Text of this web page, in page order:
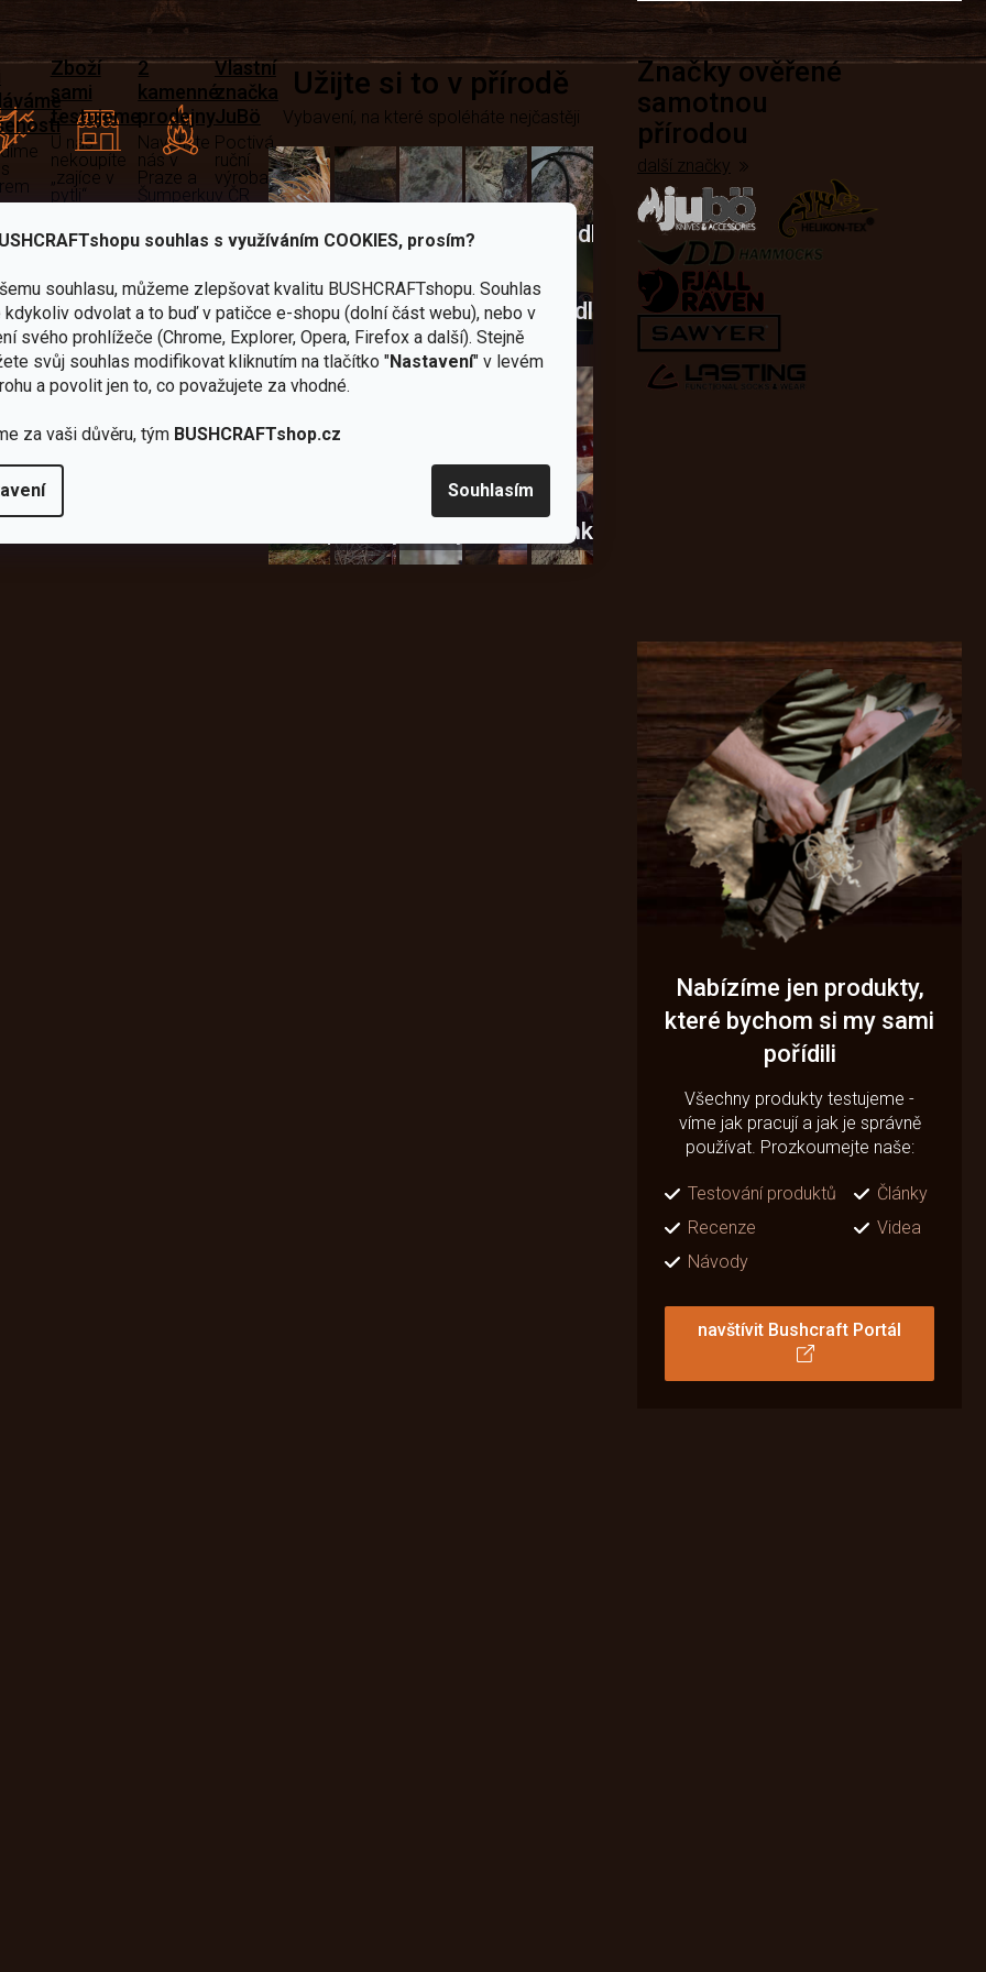
souhlas s využíváním COOKIES, prosím?
souhlasu, můžeme zlepšovat kvalitu BUSHCRAFTshopu. Souhlas
kdykoliv odvolat a to buď v patičce e-shopu (dolní část webu), nebo v
svého prohlížeče (Chrome, Explorer, Opera, Firefox a další). Stejně
svůj souhlas modifikovat kliknutím na tlačítko "Nastavení" v levém
a povolit jen to, co považujete za vhodné.
za vaši důvěru, tým BUSHCRAFTshop.cz
Souhlasím
Zboží
sami
testujeme
U nás
nekoupíte
„zajíce v
pytli“
2
kamenné
prodejny
Navštivte
nás v
Praze a
Šumperku
Vlastní
značka
JuBö
Poctivá
ruční
výroba
v ČR
skvělé výhody
Užijte si to v přírodě
Vybavení, na které spoléháte nejčastěji
NožeSekery
Vařiče
kartušeNádobí
Křesadla
škrtadla
Novinky
Značky ověřené
samotnou
přírodou
další značky
Nabízíme jen produkty,
které bychom si my sami
pořídili
Všechny produkty testujeme -
víme jak pracují a jak je správně
používat. Prozkoumejte naše:
Testování produktů
Články
Recenze
Videa
Návody
navštívit Bushcraft Portál